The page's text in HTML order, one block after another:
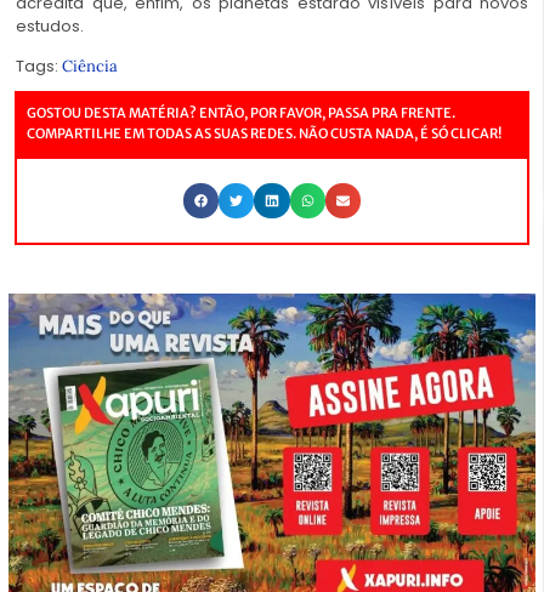
estudos.
Tags: Ciência
GOSTOU DESTA MATÉRIA? ENTÃO, POR FAVOR, PASSA PRA FRENTE.
COMPARTILHE EM TODAS AS SUAS REDES. NÃO CUSTA NADA, É SÓ CLICAR!